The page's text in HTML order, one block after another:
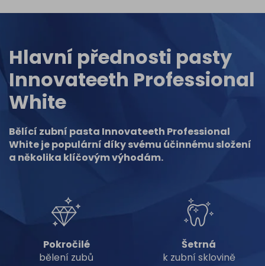
Hlavní přednosti pasty
Innovateeth Professional
White
Bělící zubní pasta Innovateeth Professional
White je populární díky svému účinnému složení
a několika klíčovým výhodám.
Pokročilé
bělení zubů
Šetrná
k zubní sklovině